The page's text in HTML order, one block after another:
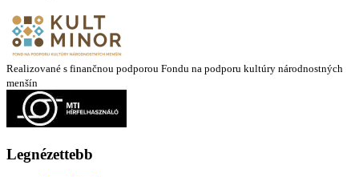
Realizované s finančnou podporou Fondu na podporu kultúry národnostných
menšín
Legnézettebb